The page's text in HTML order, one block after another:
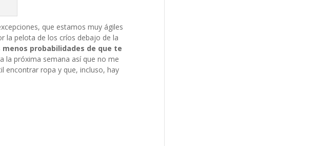
que estamos muy ágiles
la pelota de los críos debajo de la
probabilidades de que te
la próxima semana así que no me
encontrar ropa y que, incluso, hay